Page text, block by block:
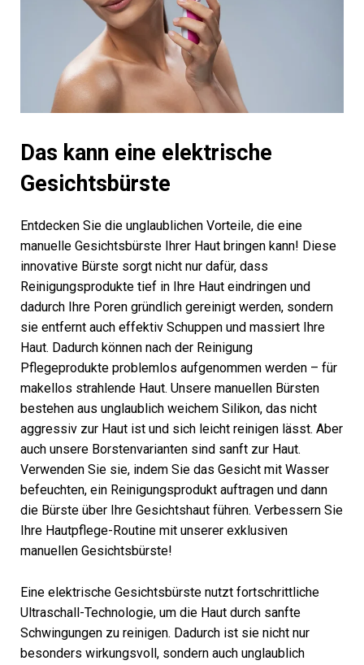
Das kann eine elektrische
Gesichtsbürste
Entdecken Sie die unglaublichen Vorteile, die eine
manuelle Gesichtsbürste Ihrer Haut bringen kann! Diese
innovative Bürste sorgt nicht nur dafür, dass
Reinigungsprodukte tief in Ihre Haut eindringen und
dadurch Ihre Poren gründlich gereinigt werden, sondern
sie entfernt auch effektiv Schuppen und massiert Ihre
Haut. Dadurch können nach der Reinigung
Pflegeprodukte problemlos aufgenommen werden – für
makellos strahlende Haut. Unsere manuellen Bürsten
bestehen aus unglaublich weichem Silikon, das nicht
aggressiv zur Haut ist und sich leicht reinigen lässt. Aber
auch unsere Borstenvarianten sind sanft zur Haut.
Verwenden Sie sie, indem Sie das Gesicht mit Wasser
befeuchten, ein Reinigungsprodukt auftragen und dann
die Bürste über Ihre Gesichtshaut führen. Verbessern Sie
Ihre Hautpflege-Routine mit unserer exklusiven
manuellen Gesichtsbürste!
Eine elektrische Gesichtsbürste nutzt fortschrittliche
Ultraschall-Technologie, um die Haut durch sanfte
Schwingungen zu reinigen. Dadurch ist sie nicht nur
besonders wirkungsvoll, sondern auch unglaublich